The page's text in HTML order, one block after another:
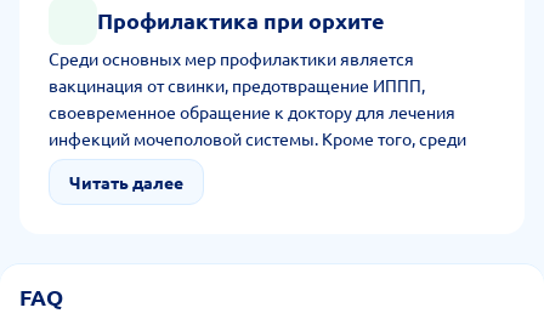
Профилактика при орхите
Среди основных мер профилактики является
вакцинация от свинки, предотвращение ИППП,
своевременное обращение к доктору для лечения
инфекций мочеполовой системы. Кроме того, среди
профилактических мер выделяют регулярное
соблюдение личной гигиены, избегание травматизации
здоровье и предотвратить осложнения орхита.
Читать далее
FAQ